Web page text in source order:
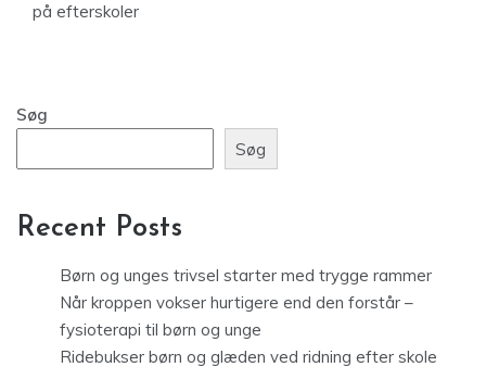
på efterskoler
Søg
Søg
Recent Posts
Børn og unges trivsel starter med trygge rammer
Når kroppen vokser hurtigere end den forstår –
fysioterapi til børn og unge
Ridebukser børn og glæden ved ridning efter skole